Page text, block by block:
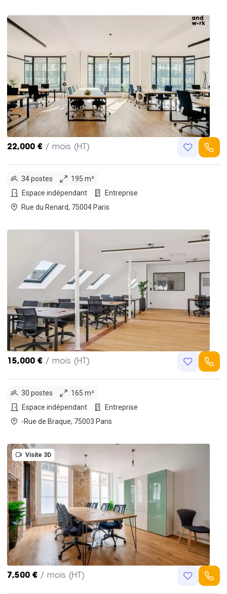
22,000 € / mois (HT)
34 postes
195 m²
Espace indépendant
Entreprise
Rue du Renard, 75004 Paris
15,000 € / mois (HT)
30 postes
165 m²
Espace indépendant
Entreprise
-Rue de Braque, 75003 Paris
Visite 3D
7,500 € / mois (HT)